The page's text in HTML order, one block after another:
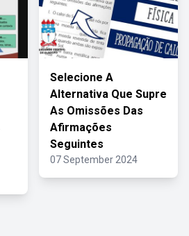
Selecione A
Alternativa Que Supre
As Omissões Das
Afirmações
Seguintes
07 September 2024